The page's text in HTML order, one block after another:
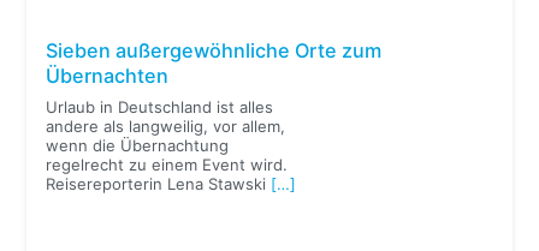
Sieben außergewöhnliche Orte zum
Übernachten
Urlaub in Deutschland ist alles
andere als langweilig, vor allem,
wenn die Übernachtung
regelrecht zu einem Event wird.
Reisereporterin Lena Stawski […]